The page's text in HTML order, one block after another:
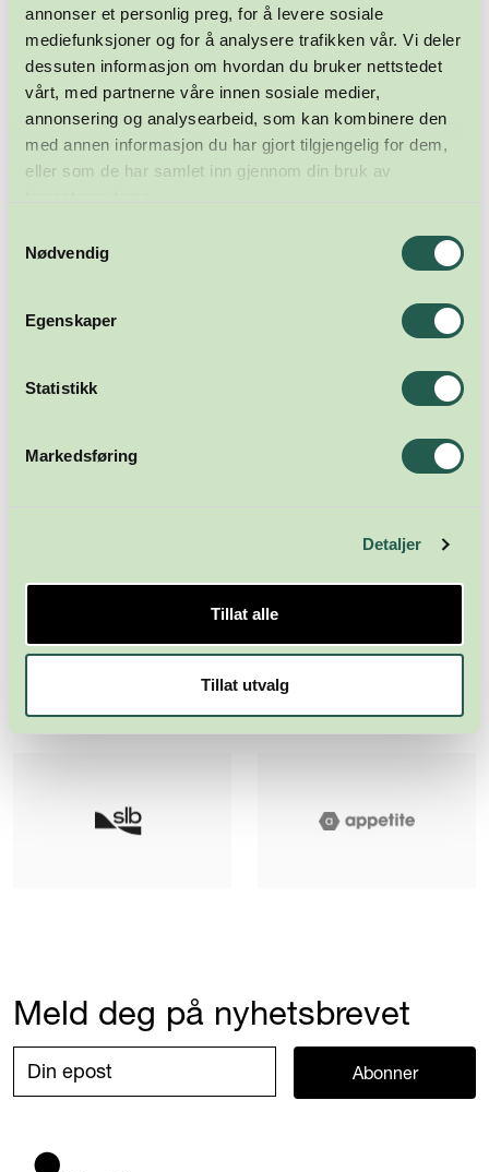
annonser et personlig preg, for å levere sosiale
mediefunksjoner og for å analysere trafikken vår. Vi deler
dessuten informasjon om hvordan du bruker nettstedet
vårt, med partnerne våre innen sosiale medier,
annonsering og analysearbeid, som kan kombinere den
med annen informasjon du har gjort tilgjengelig for dem,
eller som de har samlet inn gjennom din bruk av
Nødvendig
Egenskaper
Statistikk
Markedsføring
Detaljer
Tillat alle
Tillat utvalg
Meld deg på nyhetsbrevet
Abonner